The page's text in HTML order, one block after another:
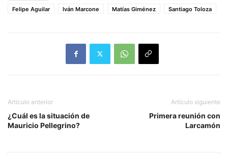
Felipe Aguilar
Iván Marcone Matías Giménez Santiago Toloza
Artículo anterior
¿Cuál es la situación de
Mauricio Pellegrino?
Artículo siguiente
Primera reunión con
Larcamón